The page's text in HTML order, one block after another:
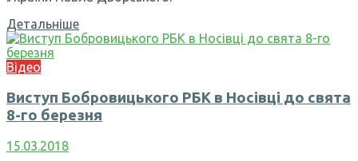
Детальніше
Відео
Виступ Бобровицького РБК в Носівці до свята
8-го березня
15.03.2018